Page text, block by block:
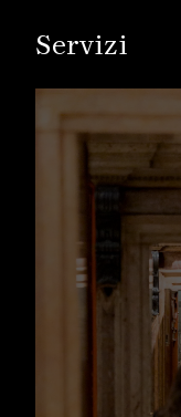
Servizi